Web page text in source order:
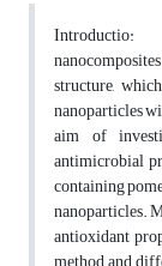
Introductio:
structure,
nanoparticles
aim of
antimicrobial
containing
nanoparticles.
antioxidant